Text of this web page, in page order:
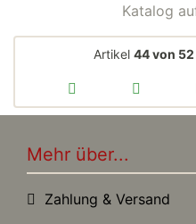
Katalog
Artikel 44 von 52
Mehr über...
Zahlung & Versand